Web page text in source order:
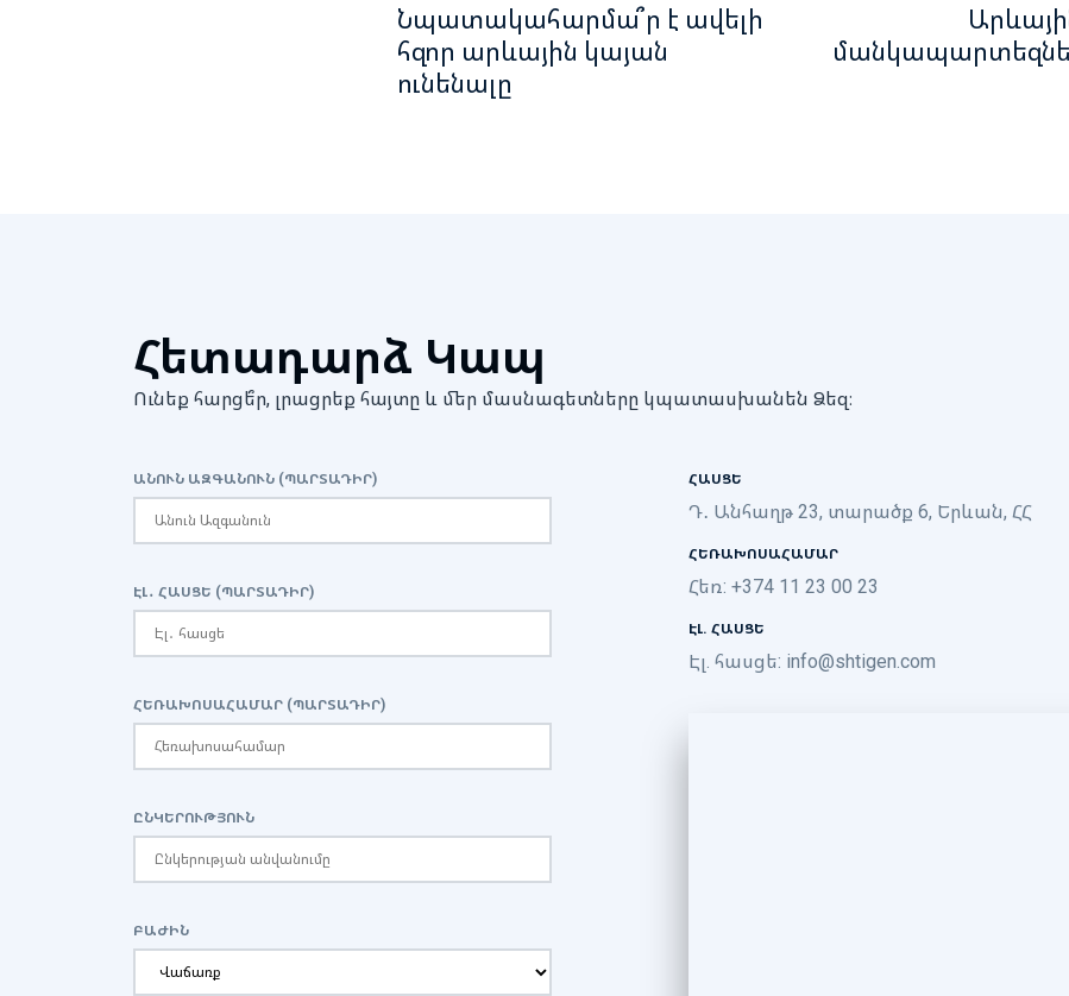
Նպատակահարմա՞ր է ավելի
հզոր արևային կայան
ունենալը
Հետադարձ Կապ
Ունեք հարցե՞ր, լրացրեք հայտը և մեր մասնագետները կպատասխանեն Ձեզ։
ԱՆՈՒՆ ԱԶԳԱՆՈՒՆ (ՊԱՐՏԱԴԻՐ)
ԷԼ․ ՀԱՍՑԵ (ՊԱՐՏԱԴԻՐ)
ՀԵՌԱԽՈՍԱՀԱՄԱՐ (ՊԱՐՏԱԴԻՐ)
ԸՆԿԵՐՈՒԹՅՈՒՆ
ԲԱԺԻՆ
ՀԱՍՑԵ
Դ․ Անհաղթ 23, տարածք 6, Երևան, ՀՀ
ՀԵՌԱԽՈՍԱՀԱՄԱՐ
Հեռ: +374 11 23 00 23
ԷԼ. ՀԱՍՑԵ
Էլ. հասցե: info@shtigen.com